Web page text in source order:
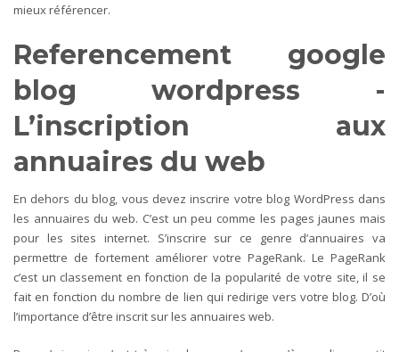
mieux référencer.
Referencement google
blog wordpress -
L’inscription aux
annuaires du web
En dehors du blog, vous devez inscrire votre blog WordPress dans
les annuaires du web. C’est un peu comme les pages jaunes mais
pour les sites internet. S’inscrire sur ce genre d’annuaires va
permettre de fortement améliorer votre PageRank. Le PageRank
c’est un classement en fonction de la popularité de votre site, il se
fait en fonction du nombre de lien qui redirige vers votre blog. D’où
l’importance d’être inscrit sur les annuaires web.